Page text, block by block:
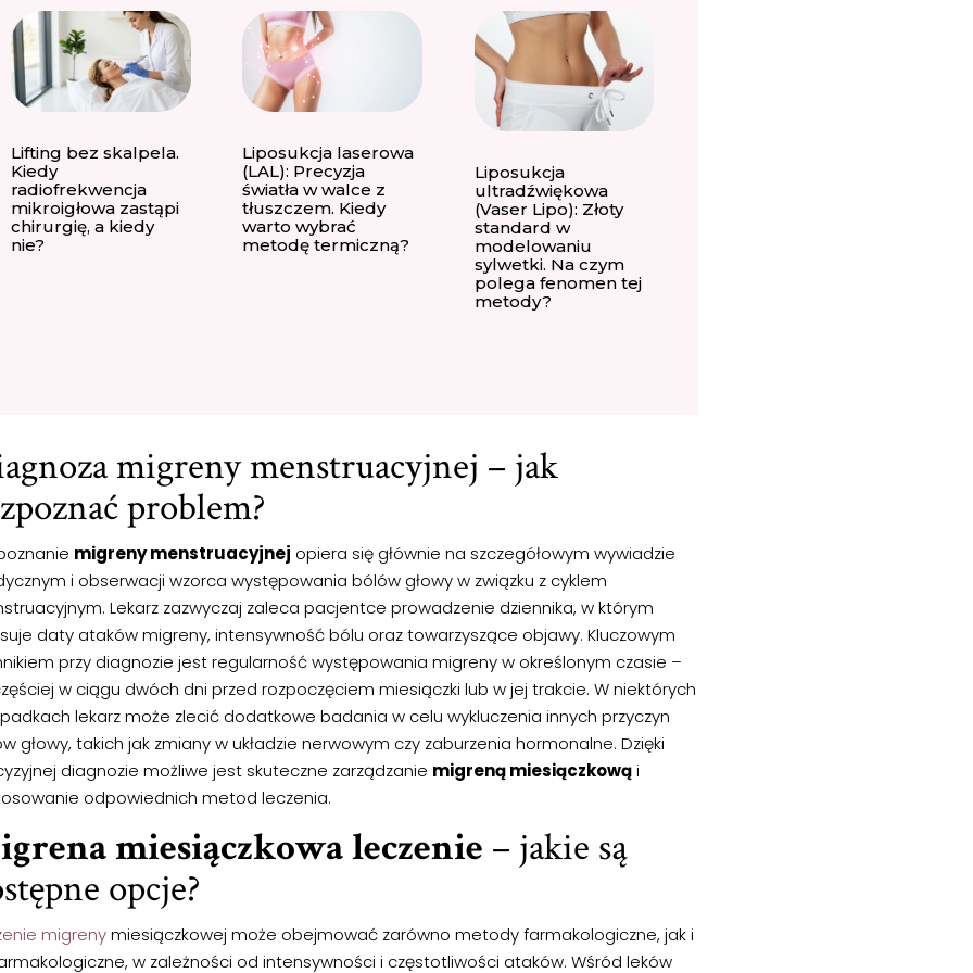
Lifting bez skalpela.
Kiedy
radiofrekwencja
mikroigłowa zastąpi
chirurgię, a kiedy
nie?
Liposukcja laserowa
(LAL): Precyzja
światła w walce z
tłuszczem. Kiedy
warto wybrać
metodę termiczną?
Liposukcja
ultradźwiękowa
(Vaser Lipo): Złoty
standard w
modelowaniu
sylwetki. Na czym
polega fenomen tej
metody?
migreny menstruacyjnej – jak
problem?
migreny menstruacyjnej opiera się głównie na szczegółowym wywiadzie
i obserwacji wzorca występowania bólów głowy w związku z cyklem
Lekarz zazwyczaj zaleca pacjentce prowadzenie dziennika, w którym
daty ataków migreny, intensywność bólu oraz towarzyszące objawy. Kluczowym
przy diagnozie jest regularność występowania migreny w określonym czasie –
w ciągu dwóch dni przed rozpoczęciem miesiączki lub w jej trakcie. W niektórych
lekarz może zlecić dodatkowe badania w celu wykluczenia innych przyczyn
głowy, takich jak zmiany w układzie nerwowym czy zaburzenia hormonalne. Dzięki
diagnozie możliwe jest skuteczne zarządzanie migreną miesiączkowąi
odpowiednich metod leczenia.
miesiączkowa leczenie – jakie są
opcje?
migrenymiesiączkowej może obejmować zarówno metody farmakologiczne, jak i
w zależności od intensywności i częstotliwości ataków. Wśród leków